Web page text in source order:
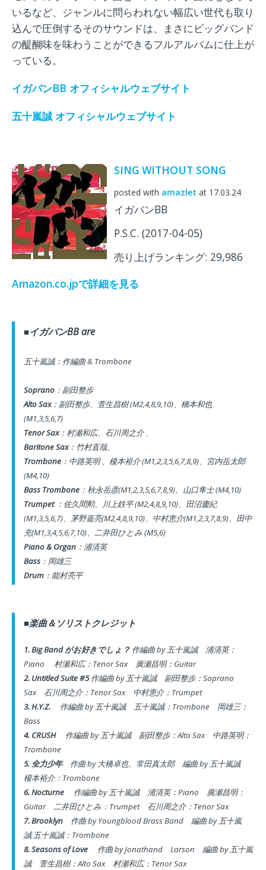
いるなど、ジャンルに問らわれない幅広い世代も取り
込んで圧倒するそのサウンドは、まさにビッグバンド
の醍醐味を味わうことができるフルアルバムに仕上が
っている。
イガバンBB オフィシャルウェブサイト
五十嵐誠 オフィシャルウェブサイト
SING WITHOUT SONG
posted with amazlet at 17.03.24
イガバンBB
P.S.C. (2017-04-05)
売り上げランキング: 29,986
Amazon.co.jpで詳細を見る
■イガバンBB are
五十嵐誠：作編曲& Trombone
Soprano ： 副田整歩
Alto Sax：副田整歩、 萱生昌樹 (M2,4,8,9,10)、 橋本和也
(M1,3,5,6,7)
Tenor Sax： 村瀬和広、 石川周之介 、
Baritone Sax： 竹村直哉、
Trombone ： 中路英明 、 榎本裕介 (M1,2,3,5,6,7,8,9)、
宮内岳太郎
(M4,10)
Bass Trombone ： 秋永岳彦(M1,2,3,5,6,7,8,9)、 山口隼士 (M4,10)
Trumpet： 佐久間勲、 川上鉄平 (M2,4,8,9,10)、 田沼慶紀
(M1,3,5,6,7)、 茅野嘉亮(M2,4,8,9,10)、 中村恵介(M1,2,3,7,8,9)、 田中
充(M1,3,4,5,6,7,10)、 二井田ひとみ (M5,6)
Piano & Organ ：浦清英
Bass ：岡雄三
Drum ：能村亮平
■楽曲＆ソリストクレジット
1. Big Band がお好きでしょ？ 作編曲 by 五十嵐誠 浦清英：
Piano 村瀬和広：Tenor Sax 廣瀬昌明：Guitar
2. Untitled Suite #5作編曲 by 五十嵐誠 副田整歩：Soprano
Sax 石川周之介：Tenor Sax 中村恵介：Trumpet
3. H.Y.Z.
作編曲 by 五十嵐誠 五十嵐誠：Trombone 岡雄三：
Bass
4. CRUSH
作編曲 by 五十嵐誠 副田整歩：Alto Sax 中路英明：
Trombone
5. 全力少年作曲by 大橋卓也、常田真太郎 編曲by 五十嵐誠
榎本裕介：Trombone
6. Nocturne
作編曲 by 五十嵐誠 浦清英：Piano 廣瀬昌明：
Guitar 二井田ひとみ：Trumpet 石川周之介：Tenor Sax
7. Brooklyn 作曲by Youngblood Brass Band 編曲by 五十嵐
誠五十嵐誠：Trombone
8. Seasons of Love
作曲 by Jonathand Larson 編曲by 五十嵐
誠
萱生昌樹：Alto Sax 村瀬和広：Tenor Sax